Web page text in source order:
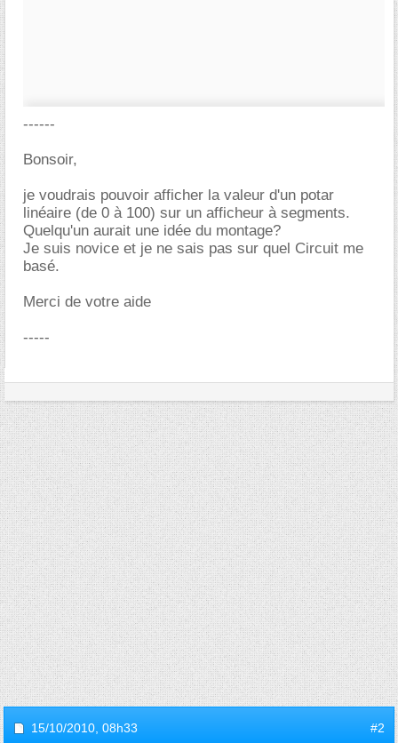
------
Bonsoir,
je voudrais pouvoir afficher la valeur d'un potar
linéaire (de 0 à 100) sur un afficheur à segments.
Quelqu'un aurait une idée du montage?
Je suis novice et je ne sais pas sur quel Circuit me
basé.
Merci de votre aide
-----
15/10/2010, 08h33 #2